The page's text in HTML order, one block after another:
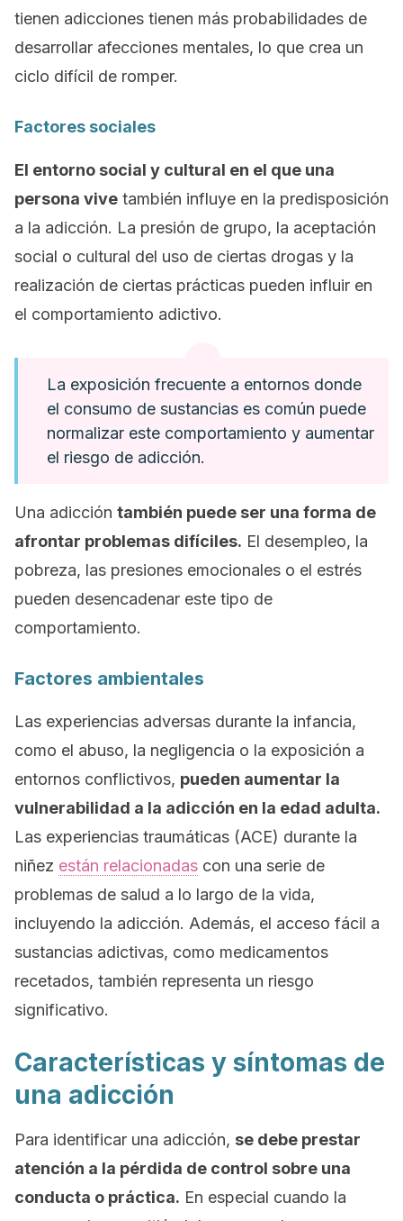
tienen adicciones tienen más probabilidades de
desarrollar afecciones mentales, lo que crea un
ciclo difícil de romper.
Factores sociales
El entorno social y cultural en el que una
persona vive también influye en la predisposición
a la adicción. La presión de grupo, la aceptación
social o cultural del uso de ciertas drogas y la
realización de ciertas prácticas pueden influir en
el comportamiento adictivo.
La exposición frecuente a entornos donde
el consumo de sustancias es común puede
normalizar este comportamiento y aumentar
el riesgo de adicción.
Una adicción también puede ser una forma de
afrontar problemas difíciles. El desempleo, la
pobreza, las presiones emocionales o el estrés
pueden desencadenar este tipo de
comportamiento.
Factores ambientales
Las experiencias adversas durante la infancia,
como el abuso, la negligencia o la exposición a
entornos conflictivos, pueden aumentar la
vulnerabilidad a la adicción en la edad adulta.
Las experiencias traumáticas (ACE) durante la
niñez están relacionadas con una serie de
problemas de salud a lo largo de la vida,
incluyendo la adicción. Además, el acceso fácil a
sustancias adictivas, como medicamentos
recetados, también representa un riesgo
significativo.
Características y síntomas de
una adicción
Para identificar una adicción, se debe prestar
atención a la pérdida de control sobre una
conducta o práctica. En especial cuando la